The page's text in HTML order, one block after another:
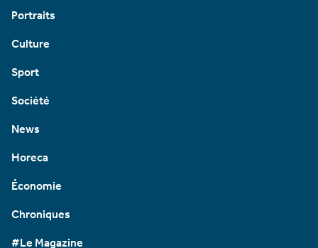
Portraits
Culture
Sport
Société
News
Horeca
Économie
Chroniques
#Le Magazine